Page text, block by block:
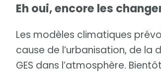
Eh oui, encore les
Les modèles climatiques
cause de l’urbanisation, de
GES dans l’atmosphère.